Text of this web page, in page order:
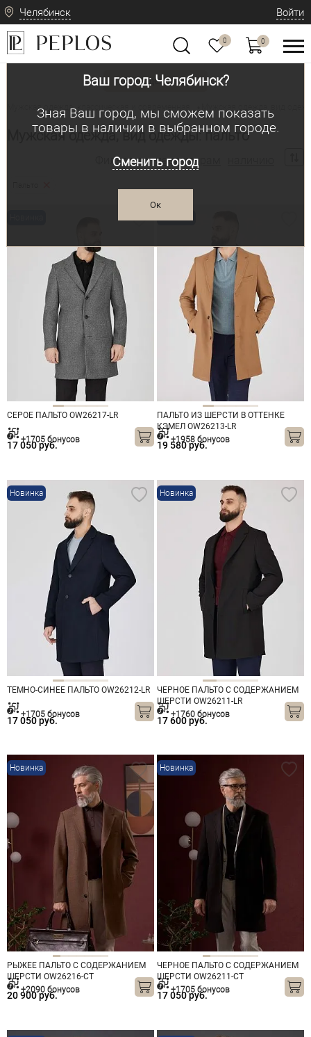
Челябинск
Ваш город: Челябинск?
Зная Ваш город, мы сможем показать
товары в наличии в выбранном городе.
Сменить город
Ок
Войти
0 0
Вид одежды
Мужская одежда: классическая и современная
Мужская одежда, вид одежды: пальто
Фильтр по: параметрам
СЕРОЕ ПАЛЬТО OW26217-LR
17 050 руб.
+1705 бонусов
ПАЛЬТО ИЗ ШЕРСТИ В ОТТЕНКЕ
КЭМЕЛ OW26213-LR
19 580 руб.
+1958 бонусов
Новинка
ТЕМНО-СИНЕЕ ПАЛЬТО OW26212-LR
17 050 руб.
+1705 бонусов
Новинка
ЧЕРНОЕ ПАЛЬТО С СОДЕРЖАНИЕМ
ШЕРСТИ OW26211-LR
17 600 руб.
+1760 бонусов
Новинка
РЫЖЕЕ ПАЛЬТО С СОДЕРЖАНИЕМ
ШЕРСТИ OW26216-CT
20 900 руб.
+2090 бонусов
Новинка
ЧЕРНОЕ ПАЛЬТО С СОДЕРЖАНИЕМ
ШЕРСТИ OW26211-CT
17 050 руб.
+1705 бонусов